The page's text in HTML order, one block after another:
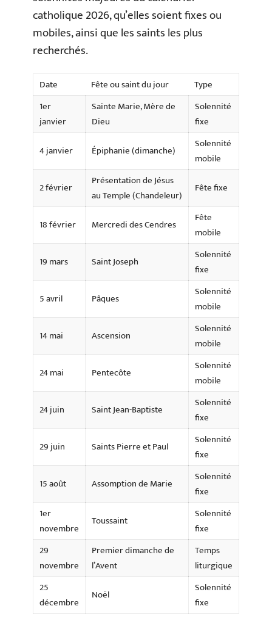
catholique 2026, qu’elles soient fixes ou
mobiles, ainsi que les saints les plus
recherchés.
Date Fête ou saint du jour
Type
1er
janvier
Sainte Marie, Mère de
Dieu
Solennité
fixe
4 janvier
Épiphanie (dimanche)
Solennité
mobile
2 février
Présentation de Jésus
au Temple (Chandeleur)
Fête fixe
18 février Mercredi des Cendres
Fête
mobile
19 mars
Saint Joseph
Solennité
fixe
5 avril
Pâques
Solennité
mobile
14 mai
Ascension
Solennité
mobile
24 mai
Pentecôte
Solennité
mobile
24 juin
Saint Jean-Baptiste
Solennité
fixe
29 juin
Saints Pierre et Paul
Solennité
fixe
15 août
Assomption de Marie
Solennité
fixe
1er
novembre
Toussaint
Solennité
fixe
29
novembre
Premier dimanche de
l’Avent
Temps
liturgique
25
décembre
Noël
Solennité
fixe